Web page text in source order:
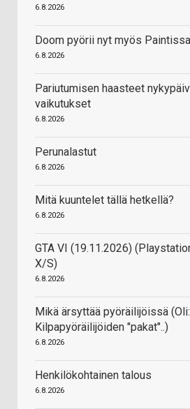
6.8.2026
Doom pyörii nyt myös Paintissa
6.8.2026
Pariutumisen haasteet
vaikutukset
6.8.2026
Perunalastut
6.8.2026
Mitä kuuntelet tällä hetkellä?
6.8.2026
GTA VI (19.11.2026)
X/S)
6.8.2026
Mikä ärsyttää pyöräilijöissä (Oli:
Kilpapyöräilijöiden "pakat"..)
6.8.2026
Henkilökohtainen talous
6.8.2026